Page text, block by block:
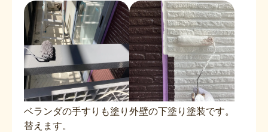
ベランダの手すりも塗り
替えます。
外壁の下塗り塗装です。